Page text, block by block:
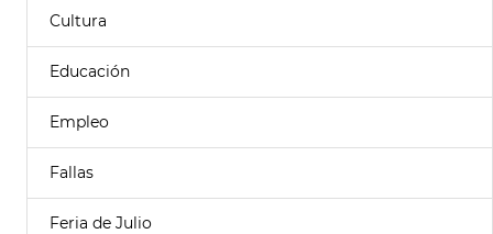
Cultura
Educación
Empleo
Fallas
Feria de Julio